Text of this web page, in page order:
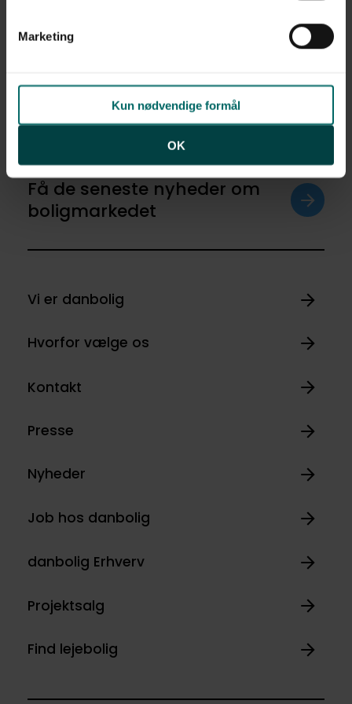
af personoplysninger finder du i vores
privatlivspolitik.
Marketing
Kun nødvendige formål
OK
Opret med egne
Få de seneste nyheder om
boligmarkedet
Vi er danbolig
Hvorfor vælge os
Kontakt
Presse
Nyheder
Job hos danbolig
danbolig Erhverv
Projektsalg
Find lejebolig